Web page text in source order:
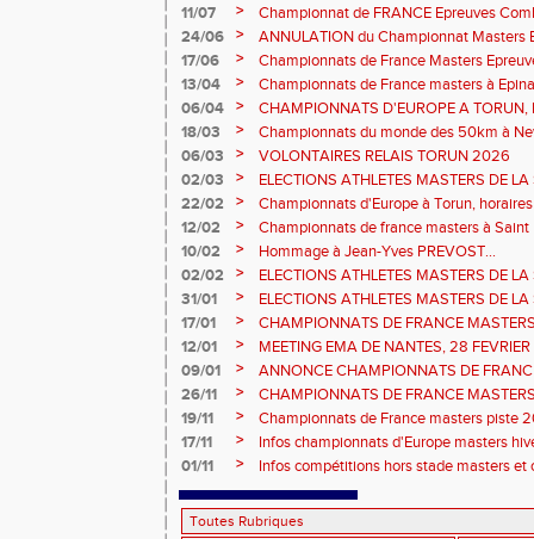
11/07 >
Championnat de FRANCE Epreuves
et Marche CHATEAUROUX
24/06 >
ANNULATION du Championnat Masters
Châteauroux les 27-28 juin
17/06 >
Championnats de France Masters
fond long
13/04 >
Championnats de France masters à
prévisionnels, montée de barres et
06/04 >
CHAMPIONNATS D'EUROPE A
18/03
>
Championnats du monde des 50km à
Sébastien DOUMENC.
06/03 >
VOLONTAIRES RELAIS TORUN 2026
02/03
>
ELECTIONS ATHLETES MASTERS DE
2ème vote : athlètes hommes.
22/02 >
Championnats d'Europe à Torun,
informations...
12/02 >
Championnats de france masters à Saint
février 2026.
10/02 >
Hommage à Jean-Yves PREVOST...
02/02
>
ELECTIONS ATHLETES MASTERS DE
vote : athlètes femmes.
31/01 >
ELECTIONS ATHLETES MASTERS DE
17/01
>
CHAMPIONNATS DE FRANCE
informations sur les inscriptions et report
12/01 >
MEETING EMA DE NANTES, 28
09/01
>
ANNONCE CHAMPIONNATS DE
ÉPREUVES COMBINÉES ET ÉPREUVES
26/11 >
CHAMPIONNATS DE FRANCE
2026, site de l'organisation.
19/11 >
Championnats de France masters piste
17/11
>
Infos championnats d'Europe masters
01/11
> Infos compétitions hors stade masters et